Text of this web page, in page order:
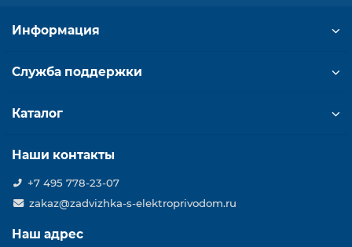
Информация
Служба поддержки
Каталог
Наши контакты
+7 495 778-23-07
zakaz@zadvizhka-s-elektroprivodom.ru
Наш адрес